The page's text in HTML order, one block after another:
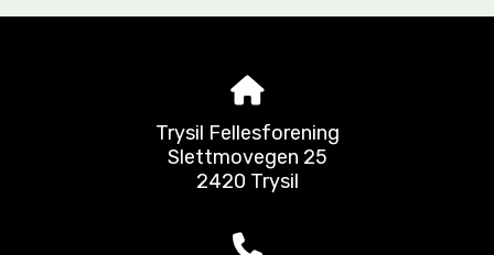
Trysil Fellesforening
Slettmovegen 25
2420 Trysil